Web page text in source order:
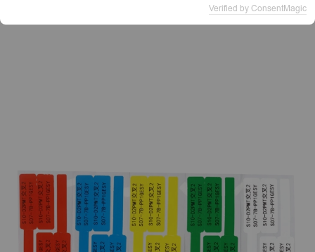
Verified by ConsentMagic